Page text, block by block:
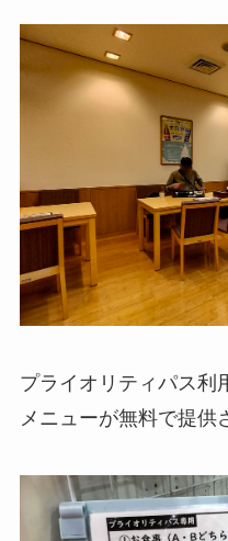
プライオリティパス利
メニューが無料で提供